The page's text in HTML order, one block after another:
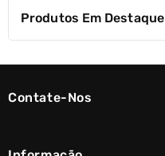
Produtos Em Destaque
Contate-Nos